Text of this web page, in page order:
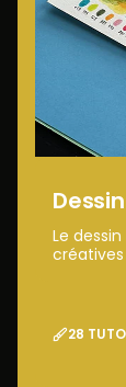
Dessin
Le
créatives
28